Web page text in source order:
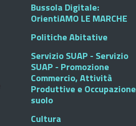
Bussola Digitale:
OrientiAMO LE MARCHE
Politiche Abitative
Servizio SUAP - Servizio
SUAP - Promozione
Commercio, Attività
Produttive e Occupazione
suolo
Cultura